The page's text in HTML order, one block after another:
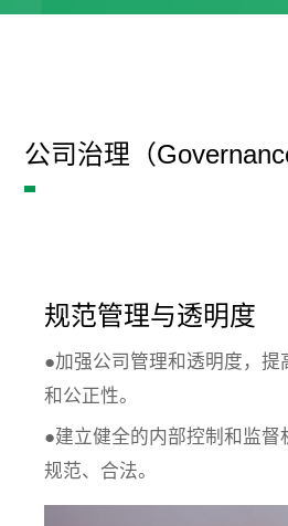
公司治理（
规范管理与透明度
●加强公司管理和透明度，提
和公正性。
●建立健全的内部控制和监督
规范、合法。